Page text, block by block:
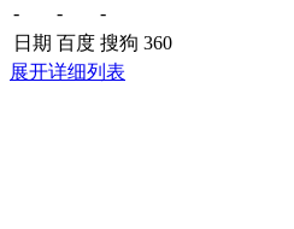
-
-
-
日期 百度 搜狗 360
展开详细列表